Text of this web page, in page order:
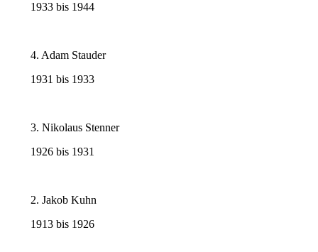
1933 bis 1944
4. Adam Stauder
1931 bis 1933
3. Nikolaus Stenner
1926 bis 1931
2. Jakob Kuhn
1913 bis 1926